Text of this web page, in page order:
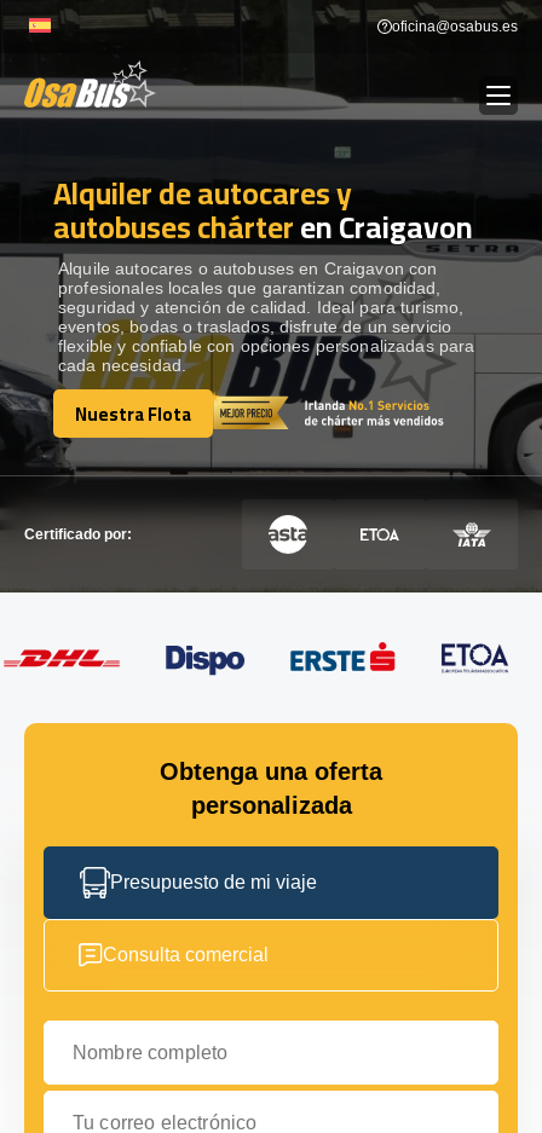
to
oficina@osabus.es
ALQUILER DE AUTOCARES
DESTINOS Show dropdown
RECORRIDAS Show dropdown
FLOTA
Alquiler de autocares y
autobuses chárteren Craigavon
Alquile autocares o autobuses en Craigavon con
profesionales locales que garantizan comodidad,
seguridad y atención de calidad. Ideal para turismo,
eventos, bodas o traslados, disfrute de un servicio
flexible y confiable con opciones personalizadas para
cada necesidad.
Nuestra Flota
Nuestra Flota
Certificado por:
Obtenga una oferta
personalizada
Presupuesto de mi viaje
Consulta comercial
Nombre completo
Tu correo electrónico